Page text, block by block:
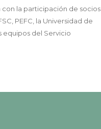
con la participación de socios
PEFC, la Universidad de
equipos del Servicio